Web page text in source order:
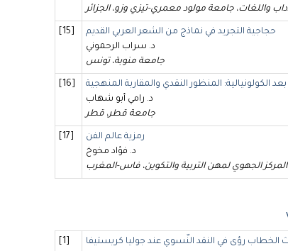
واللغات، جامعة مولود معمري-تيزي وزو، الجزائر
[15]
حجاجية التجريد في نماذج من الشعر العربي القديم
د. سراب الرحموني
جامعة منوبة، تونس
[16]
بعد الكولونيالية: المنظور النقدي والمقاربة المنهجية
د. رامي أبو شهاب
جامعة قطر، قطر
[17]
رمزية عالم الفن
د. فؤاد مخوخ
المركز الجهوي لمهن التربية والتكوين، فاس-المغرب
[1]
الخطاب رؤى في النقد النّسوي عند جوليا كريستيفا